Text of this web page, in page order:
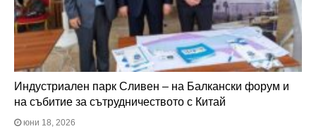
Индустриален парк Сливен – на Балкански форум и
на събитие за сътрудничеството с Китай
юни 18, 2026